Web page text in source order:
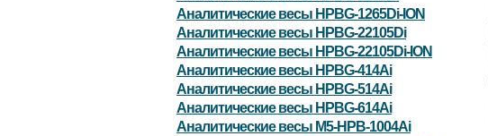
Аналитические весы HPBG-1265Di-ION
Аналитические весы HPBG-22105Di
Аналитические весы HPBG-22105Di-ION
Аналитические весы HPBG-414Ai
Аналитические весы HPBG-514Ai
Аналитические весы HPBG-614Ai
Аналитические весы M5-HPB-1004Ai